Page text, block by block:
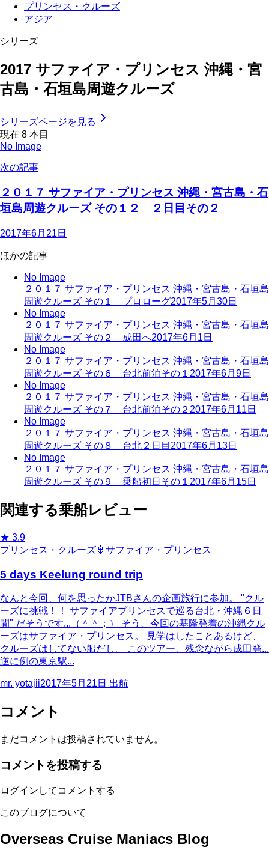
プリンセス・クルーズ
アジア
シリーズ
2017 サファイア・プリンセス 沖縄・宮
古島・石垣島周遊クルーズ
シリーズページを見る
現在 8 本目
No Image
次の記事
２０１７ サファイア・プリンセス 沖縄・宮古島・石
垣島周遊クルーズ その１２ ２日目その２
2017年6月21日
ほかの記事
No Image
２０１７ サファイア・プリンセス 沖縄・宮古島・石垣島
周遊クルーズ その１ プロローグ2017年5月30日
No Image
２０１７ サファイア・プリンセス 沖縄・宮古島・石垣島
周遊クルーズ その２ 成田へ2017年6月1日
No Image
２０１７ サファイア・プリンセス 沖縄・宮古島・石垣島
周遊クルーズ その６ 台北前泊その１ 2017年6月9日
No Image
２０１７ サファイア・プリンセス 沖縄・宮古島・石垣島
周遊クルーズ その７ 台北前泊その２ 2017年6月11日
No Image
２０１７ サファイア・プリンセス 沖縄・宮古島・石垣島
周遊クルーズ その８ 台北２日目 2017年6月13日
No Image
２０１７ サファイア・プリンセス 沖縄・宮古島・石垣島
周遊クルーズ その９ 乗船初日その１ 2017年6月15日
関連する乗船レビュー
★ 3.9
プリンセス・クルーズ🚢 サファイア・プリンセス
5 days Keelung round trip
なんと今回、何を思ったかJTBさんの企画旅行に参加。 "クル
ーズに挑戦！！ サファイアプリンセスで巡る台北・沖縄６日
間" だそうです...（＾＾；） そう、今回の基隆発着の沖縄クル
ーズはサファイア・プリンセス。 見学はしたことあるけど、
クルーズはしてない船だし。 このツアー、残念ながら成田発...
逆に例の東京駅...
mr. yotajii2017年5月21日 出航
コメント
まだコメントは投稿されていません。
コメントを投稿する
ログインしてコメントする
このブログについて
Overseas Cruise Maniacs Blog